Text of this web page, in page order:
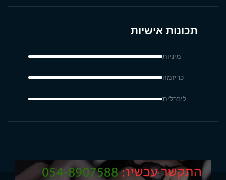
תכונות אישיות
מיניות
כריזמה
ליברלית